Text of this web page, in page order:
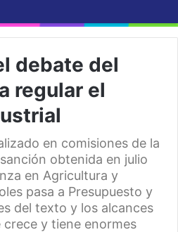
debate del
regular el
en comisiones de la
obtenida en julio
en Agricultura y
pasa a Presupuesto y
del texto y los alcances
y tiene enormes